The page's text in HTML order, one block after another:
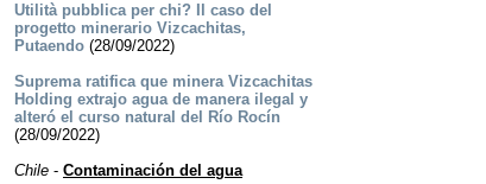
Utilità pubblica per chi? Il caso del
progetto minerario Vizcachitas,
Putaendo(28/09/2022)
Suprema ratifica que minera Vizcachitas
Holding extrajo agua de manera ilegal y
alteró el curso natural del Río Rocín
(28/09/2022)
Chile- Contaminación del agua